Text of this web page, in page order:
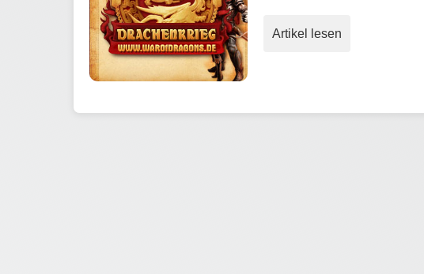
Artikel lesen